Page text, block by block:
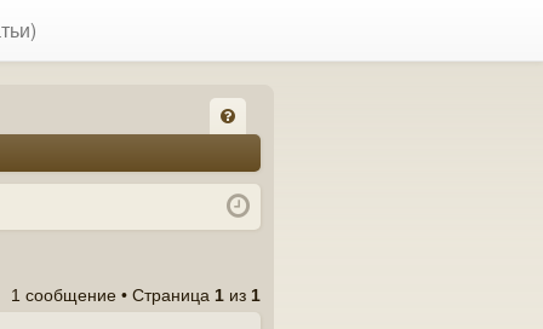
Q
1 сообщение • Страница 1 из 1